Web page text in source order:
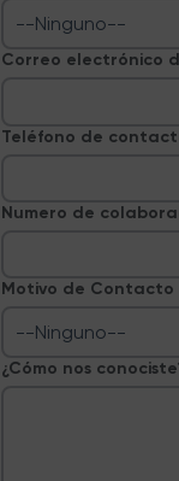
--Ninguno--
Correo electrónico
Teléfono de
Numero de
Motivo de Contacto
--Ninguno--
¿Cómo nos